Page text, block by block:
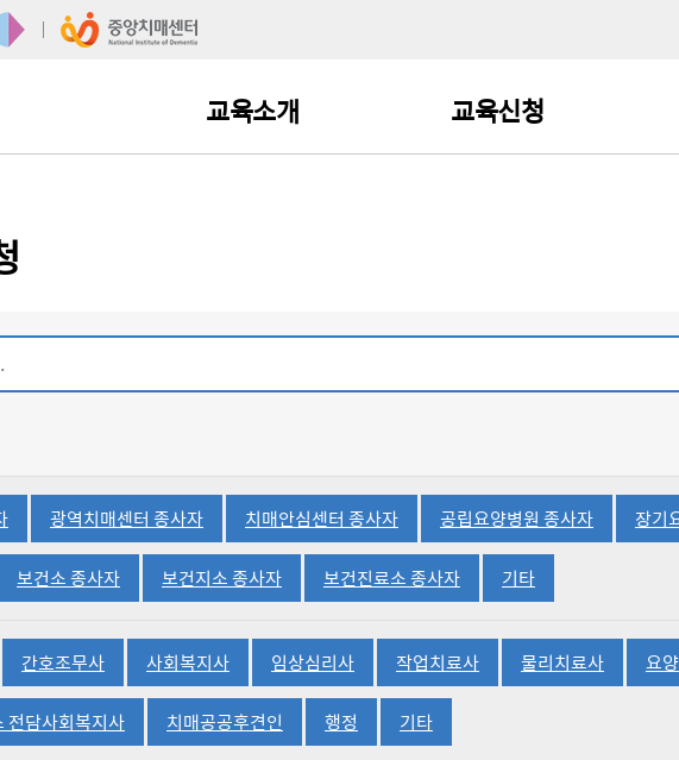
교육소개
치매파트너 교육
교육신청
선택됨광역치매센터 종사자선택됨치매안심센터 종사자선택됨공립요양병원 종사자선택됨장기
됨보건소 종사자선택됨보건지소 종사자선택됨보건진료소 종사자선택됨기타선택됨
됨간호조무사선택됨사회복지사선택됨임상심리사선택됨작업치료사선택됨물리치료사선택됨요
전담사회복지사선택됨치매공공후견인 선택됨행정 선택됨기타선택됨